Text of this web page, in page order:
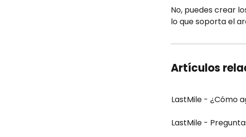
No, puedes crear
lo que soporta el
Artículos
LastMile - ¿Cómo
LastMile -